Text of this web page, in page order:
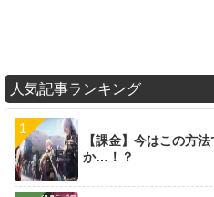
人気記事ランキング
【課金】今はこの方
か…！？